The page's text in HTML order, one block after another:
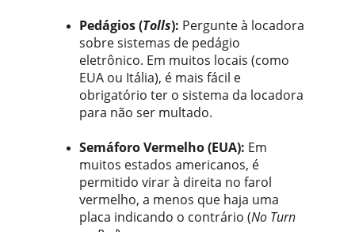
Pedágios (Tolls): Pergunte à locadora
sobre sistemas de pedágio
eletrônico. Em muitos locais (como
EUA ou Itália), é mais fácil e
obrigatório ter o sistema da locadora
para não ser multado.
Semáforo Vermelho (EUA): Em
muitos estados americanos, é
permitido virar à direita no farol
vermelho, a menos que haja uma
placa indicando o contrário (No Turn